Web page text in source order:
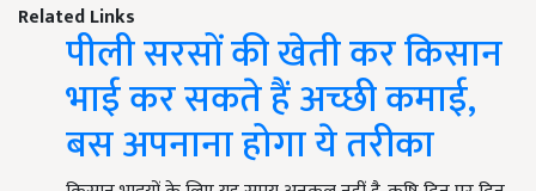
Related Links
पीली सरसों की खेती कर किसान
भाई कर सकते हैं अच्छी कमाई,
बस अपनाना होगा ये तरीका